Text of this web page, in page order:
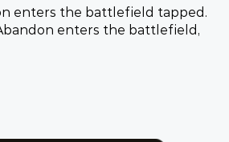
enters the battlefield tapped.
enters the battlefield,